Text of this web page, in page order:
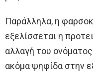
Παράλληλα, η
εξελίσσεται η
αλλαγή του
ακόμα ψηφίδα στην